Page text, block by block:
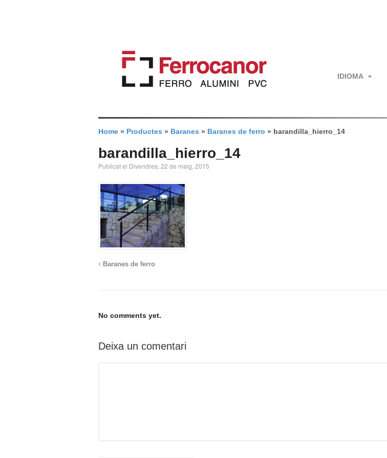
IDIOMA
Home » Productes » Baranes » Baranes de ferro » barandilla_hierro_14
barandilla_hierro_14
Publicat el Divendres, 22 de maig, 2015
Baranes de ferro
No comments yet.
Deixa un comentari